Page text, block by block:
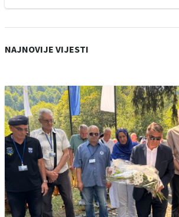
NAJNOVIJE VIJESTI